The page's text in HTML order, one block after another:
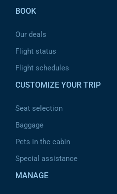
BOOK
Our deals
Flight status
Flight schedules
CUSTOMIZE YOUR TRIP
Seat selection
Baggage
Pets in the cabin
Special assistance
MANAGE